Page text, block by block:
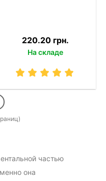
220.20 грн.
На складе
частью
она